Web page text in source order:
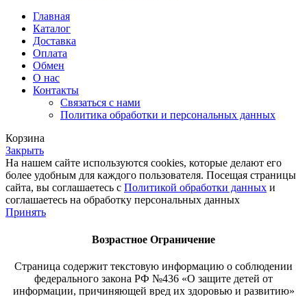
Главная
Каталог
Доставка
Оплата
Обмен
О нас
Контакты
Связаться с нами
Политика обработки и персональных данных
Корзина
Закрыть
На нашем сайте используются cookies, которые делают его
более удобным для каждого пользователя. Посещая страницы
сайта, вы соглашаетесь с Политикой обработки данных и
соглашаетесь на обработку персональных данных
Принять
Возрастное Ограничение
Страница содержит текстовую информацию о соблюдении
федерального закона РФ №436 «О защите детей от
информации, причиняющей вред их здоровью и развитию»